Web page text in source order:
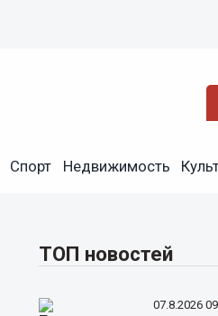
Спорт Недвижимость
ТОП новостей
07.8.2026